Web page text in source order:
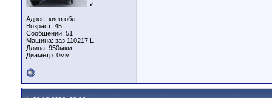
♂
Адрес: киев.обл.
Возраст: 45
Сообщений: 51
Машина: заз 110217 L
Длина: 950мкм
Диаметр: 0мм